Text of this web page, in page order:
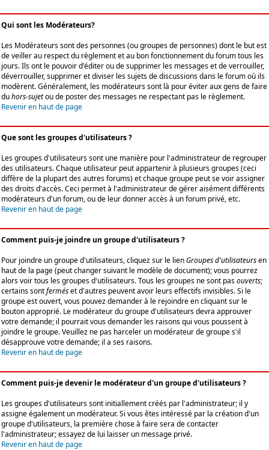
Qui sont les Modérateurs?
Les Modérateurs sont des personnes (ou groupes de personnes) dont le but est
de veiller au respect du règlement et au bon fonctionnement du forum tous les
jours. Ils ont le pouvoir d'éditer ou de supprimer les messages et de verrouiller,
déverrouiller, supprimer et diviser les sujets de discussions dans le forum où ils
modèrent. Généralement, les modérateurs sont là pour éviter aux gens de faire
duhors-sujetou de poster des messages ne respectant pas le règlement.
Revenir en haut de page
Que sont les groupes d'utilisateurs ?
Les groupes d'utilisateurs sont une manière pour l'administrateur de regrouper
des utilisateurs. Chaque utilisateur peut appartenir à plusieurs groupes (ceci
diffère de la plupart des autres forums) et chaque groupe peut se voir assigner
des droits d'accès. Ceci permet à l'administrateur de gérer aisément différents
modérateurs d'un forum, ou de leur donner accès à un forum privé, etc.
Revenir en haut de page
Comment puis-je joindre un groupe d'utilisateurs ?
Pour joindre un groupe d'utilisateurs, cliquez sur le lienGroupes d'utilisateursen
haut de la page (peut changer suivant le modèle de document); vous pourrez
alors voir tous les groupes d'utilisateurs. Tous les groupes ne sont pasouverts;
certains sontferméset d'autres peuvent avoir leurs effectifs invisibles. Si le
groupe est ouvert, vous pouvez demander à le rejoindre en cliquant sur le
bouton approprié. Le modérateur du groupe d'utilisateurs devra approuver
votre demande; il pourrait vous demander les raisons qui vous poussent à
joindre le groupe. Veuillez ne pas harceler un modérateur de groupe s'il
désapprouve votre demande; il a ses raisons.
Revenir en haut de page
Comment puis-je devenir le modérateur d'un groupe d'utilisateurs ?
Les groupes d'utilisateurs sont initiallement créés par l'administrateur; il y
assigne également un modérateur. Si vous êtes intéressé par la création d'un
groupe d'utilisateurs, la première chose à faire sera de contacter
l'administrateur; essayez de lui laisser un message privé.
Revenir en haut de page